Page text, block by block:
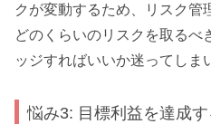
クが変動するため、リスク管
どのくらいのリスクを取るべ
ッジすればいいか迷ってしま
悩み3: 目標利益を達成